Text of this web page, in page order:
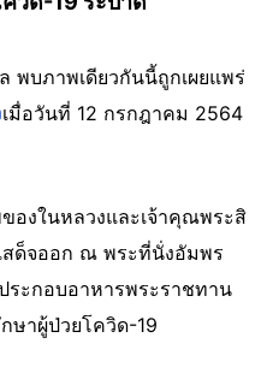
พบภาพเดียวกันนี้ถูกเผยแพร่
เมื่อวันที่ 12 กรกฎาคม 2564
องในหลวงและเจ้าคุณพระสิ
สด็จออก ณ พระที่นั่งอัมพร
ระกอบอาหารพระราชทาน
ษาผู้ป่วยโควิด-19